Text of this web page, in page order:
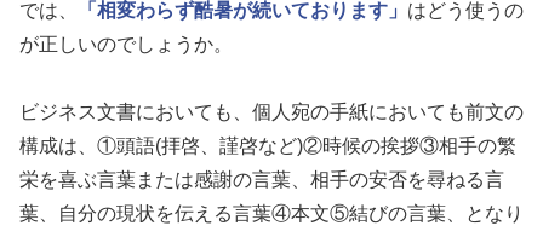
では、 「相変わらず酷暑が続いております」 はどう使うの
が正しいのでしょうか。
ビジネス文書においても、個人宛の手紙においても前文の
構成は、①頭語(拝啓、謹啓など)②時候の挨拶③相手の繁
栄を喜ぶ言葉または感謝の言葉、相手の安否を尋ねる言
葉、自分の現状を伝える言葉④本文⑤結びの言葉、となり